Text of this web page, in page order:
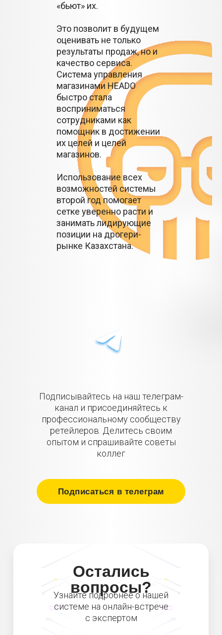
«бьют» их.
Это позволит в будущем
оценивать не только
результаты продаж, но и
качество сервиса.
Система управления
магазинами HEADO
быстро стала
восприниматься
сотрудниками как
помощник в достижении
их целей и целей
магазинов.
Использование всех
возможностей системы
второй год помогает
сетке уверенно расти и
занимать лидирующие
позиции на дрогери-
рынке Казахстана.
Подписаться в телеграм
Подписывайтесь на наш телеграм-
канал и присоединяйтесь к
профессиональному сообществу
ретейлеров. Делитесь своим
опытом и спрашивайте советы
коллег
Остались
вопросы?
Узнайте подробнее о нашей
системе на онлайн-встрече
с экспертом